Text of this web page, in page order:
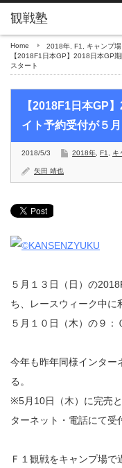
Home 2018年 F1 キャンプ場
【2018F1日本GP】2018日本GP
スタート
【2018F1日本GP
イト予約受付が５
2018/5/3 2018年 F1 キ
矢田 靖也
５月１３日（日）の
ち、レースウィーク中に
５月１０日（木）の９：
今年も昨年同様インター
る。
※5月10日（木）に完売
ターネット・電話にて受
Ｆ１観戦をキャンプ場で